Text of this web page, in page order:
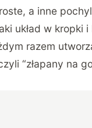
a inne
układ w kropki
razem
“złapany na